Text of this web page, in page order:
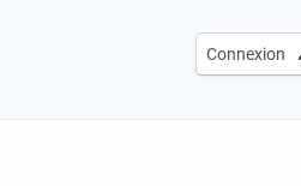
Connexion